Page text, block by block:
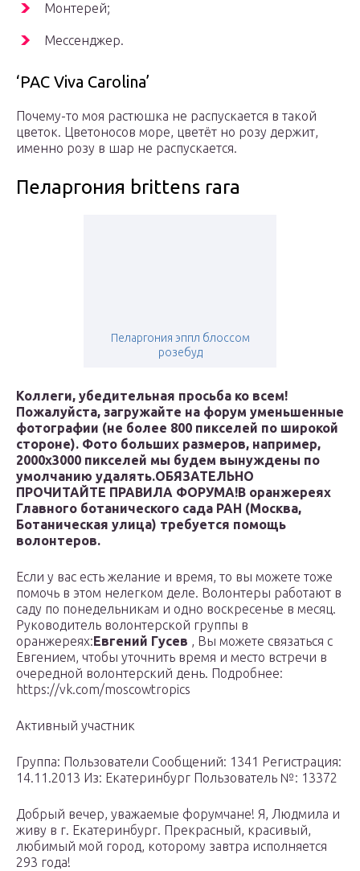
Монтерей;
Мессенджер.
‘PAC Viva Carolina’
Почему-то моя растюшка не распускается в такой
цветок. Цветоносов море, цветёт но розу держит,
именно розу в шар не распускается.
Пеларгония brittens rara
Пеларгония эппл блоссом
розебуд
Коллеги, убедительная просьба ко всем!
Пожалуйста, загружайте на форум уменьшенные
фотографии (не более 800 пикселей по широкой
стороне). Фото больших размеров, например,
2000х3000 пикселей мы будем вынуждены по
умолчанию удалять.ОБЯЗАТЕЛЬНО
ПРОЧИТАЙТЕ ПРАВИЛА ФОРУМА!В оранжереях
Главного ботанического сада РАН (Москва,
Ботаническая улица) требуется помощь
волонтеров.
Если у вас есть желание и время, то вы можете тоже
помочь в этом нелегком деле. Волонтеры работают в
саду по понедельникам и одно воскресенье в месяц.
Руководитель волонтерской группы в
оранжереях:Евгений Гусев , Вы можете связаться с
Евгением, чтобы уточнить время и место встречи в
очередной волонтерский день. Подробнее:
https://vk.com/moscowtropics
Активный участник
Группа: Пользователи Сообщений: 1341 Регистрация:
14.11.2013 Из: Екатеринбург Пользователь №: 13372
Добрый вечер, уважаемые форумчане! Я, Людмила и
живу в г. Екатеринбург. Прекрасный, красивый,
любимый мой город, которому завтра исполняется
293 года!